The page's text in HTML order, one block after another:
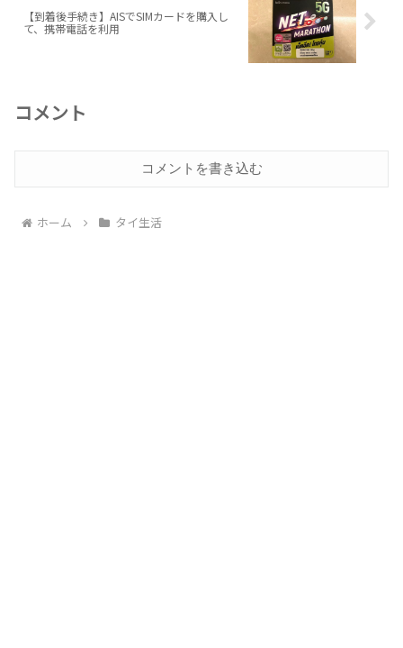
【到着後手続き】AISでSIMカードを購入し
て、携帯電話を利用
コメント
コメントを書き込む
ホーム タイ生活